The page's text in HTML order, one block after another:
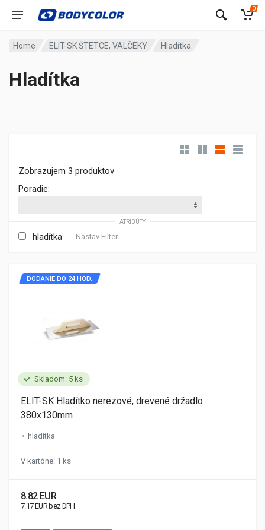
0
Home ELIT-SK ŠTETCE, VALČEKY Hladítka
Hladítka
Zobrazujem 3 produktov
Poradie:
ATRIBÚTY
hladítka Nastav Filter
Skladom: 5 ks
DODANIE DO 24 HOD.
ELIT-SK Hladítko nerezové, drevené držadlo
380x130mm
hladítka
V kartóne: 1 ks
8.82 EUR
7.17 EUR bez DPH